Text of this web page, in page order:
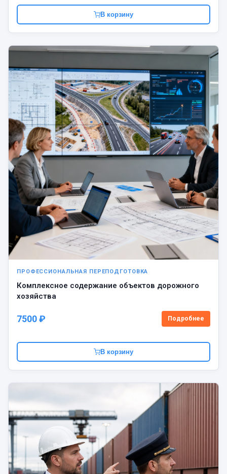
В корзину
ПРОФЕССИОНАЛЬНАЯ ПЕРЕПОДГОТОВКА
Комплексное содержание объектов дорожного
хозяйства
7500 ₽ Подробнее
В корзину